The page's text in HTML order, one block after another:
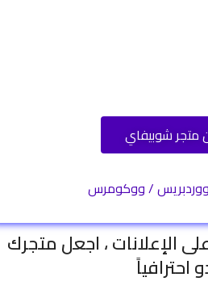
متجر شوبيفاي
/ ووكومرس
الإعلانات ، اجعل متجرك
احترافياً